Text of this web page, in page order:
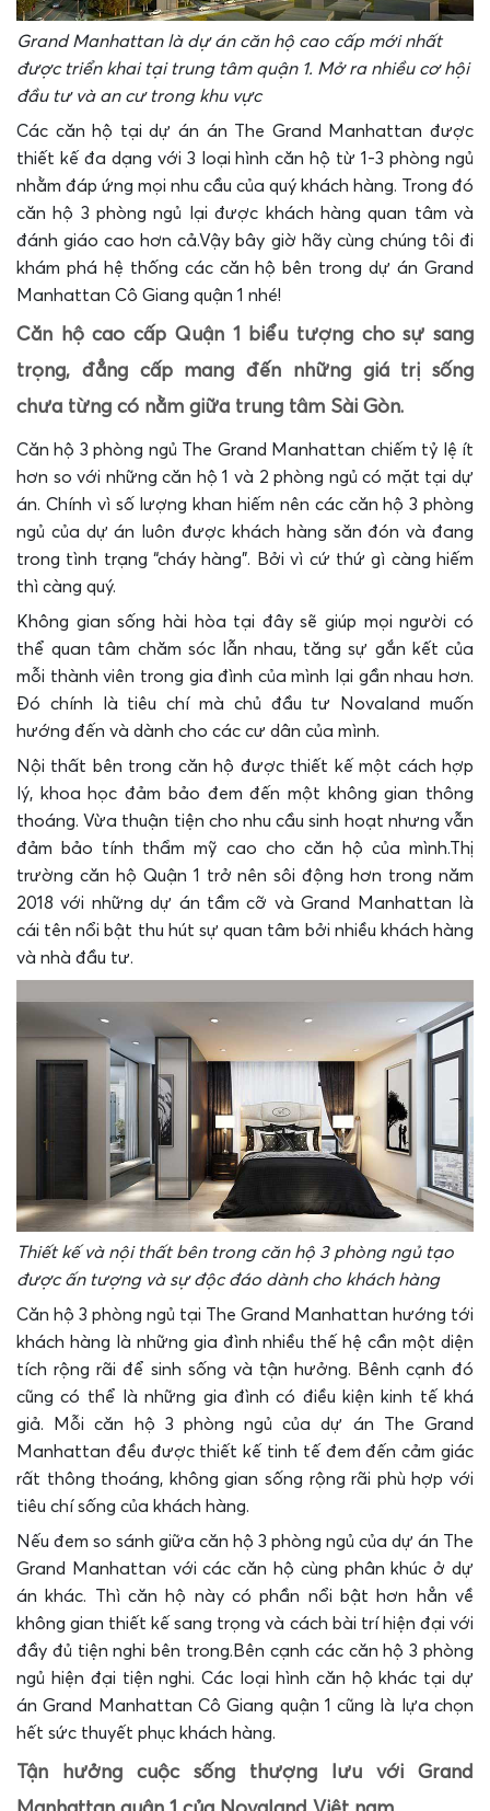
Grand Manhattan là dự án căn hộ cao cấp mới nhất
được triển khai tại trung tâm quận 1. Mở ra nhiều cơ hội
đầu tư và an cư trong khu vực
Các căn hộ tại dự án án The Grand Manhattan được
thiết kế đa dạng với 3 loại hình căn hộ từ 1-3 phòng ngủ
nhằm đáp ứng mọi nhu cầu của quý khách hàng. Trong đó
căn hộ 3 phòng ngủ lại được khách hàng quan tâm và
đánh giáo cao hơn cả.Vậy bây giờ hãy cùng chúng tôi đi
khám phá hệ thống các căn hộ bên trong dự án Grand
Manhattan Cô Giang quận 1 nhé!
Căn hộ cao cấp Quận 1 biểu tượng cho sự sang
trọng, đẳng cấp mang đến những giá trị sống
chưa từng có nằm giữa trung tâm Sài Gòn.
Căn hộ 3 phòng ngủ The Grand Manhattan chiếm tỷ lệ ít
hơn so với những căn hộ 1 và 2 phòng ngủ có mặt tại dự
án. Chính vì số lượng khan hiếm nên các căn hộ 3 phòng
ngủ của dự án luôn được khách hàng săn đón và đang
trong tình trạng “cháy hàng”. Bởi vì cứ thứ gì càng hiếm
thì càng quý.
Không gian sống hài hòa tại đây sẽ giúp mọi người có
thể quan tâm chăm sóc lẫn nhau, tăng sự gắn kết của
mỗi thành viên trong gia đình của mình lại gần nhau hơn.
Đó chính là tiêu chí mà chủ đầu tư Novaland muốn
hướng đến và dành cho các cư dân của mình.
Nội thất bên trong căn hộ được thiết kế một cách hợp
lý, khoa học đảm bảo đem đến một không gian thông
thoáng. Vừa thuận tiện cho nhu cầu sinh hoạt nhưng vẫn
đảm bảo tính thẩm mỹ cao cho căn hộ của mình.Thị
trường căn hộ Quận 1 trở nên sôi động hơn trong năm
2018 với những dự án tầm cỡ và Grand Manhattan là
cái tên nổi bật thu hút sự quan tâm bởi nhiều khách hàng
và nhà đầu tư.
Thiết kế và nội thất bên trong căn hộ 3 phòng ngủ tạo
được ấn tượng và sự độc đáo dành cho khách hàng
Căn hộ 3 phòng ngủ tại The Grand Manhattan hướng tới
khách hàng là những gia đình nhiều thế hệ cần một diện
tích rộng rãi để sinh sống và tận hưởng. Bênh cạnh đó
cũng có thể là những gia đình có điều kiện kinh tế khá
giả. Mỗi căn hộ 3 phòng ngủ của dự án The Grand
Manhattan đều được thiết kế tinh tế đem đến cảm giác
rất thông thoáng, không gian sống rộng rãi phù hợp với
tiêu chí sống của khách hàng.
Nếu đem so sánh giữa căn hộ 3 phòng ngủ của dự án The
Grand Manhattan với các căn hộ cùng phân khúc ở dự
án khác. Thì căn hộ này có phần nổi bật hơn hẳn về
không gian thiết kế sang trọng và cách bài trí hiện đại với
đầy đủ tiện nghi bên trong. Bên cạnh các căn hộ 3 phòng
ngủ hiện đại tiện nghi. Các loại hình căn hộ khác tại dự
án Grand Manhattan Cô Giang quận 1 cũng là lựa chọn
hết sức thuyết phục khách hàng.
Tận hưởng cuộc sống thượng lưu với Grand